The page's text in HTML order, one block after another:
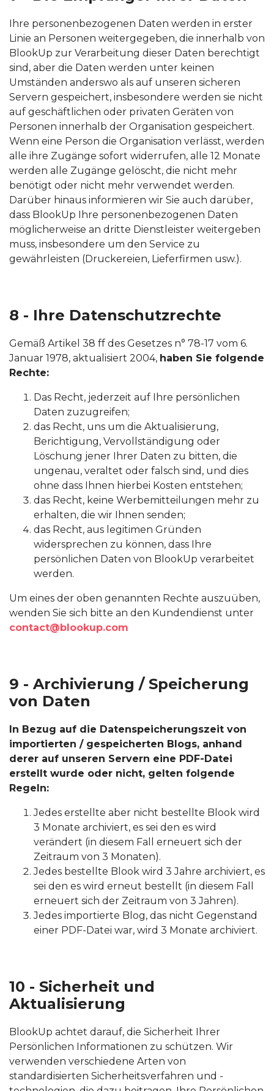
Ihre personenbezogenen Daten werden in erster
Linie an Personen weitergegeben, die innerhalb von
BlookUp zur Verarbeitung dieser Daten berechtigt
sind, aber die Daten werden unter keinen
Umständen anderswo als auf unseren sicheren
Servern gespeichert, insbesondere werden sie nicht
auf geschäftlichen oder privaten Geräten von
Personen innerhalb der Organisation gespeichert.
Wenn eine Person die Organisation verlässt, werden
alle ihre Zugänge sofort widerrufen, alle 12 Monate
werden alle Zugänge gelöscht, die nicht mehr
benötigt oder nicht mehr verwendet werden.
Darüber hinaus informieren wir Sie auch darüber,
dass BlookUp Ihre personenbezogenen Daten
möglicherweise an dritte Dienstleister weitergeben
muss, insbesondere um den Service zu
gewährleisten (Druckereien, Lieferfirmen usw.).
8 - Ihre Datenschutzrechte
Gemäß Artikel 38 ff des Gesetzes n° 78-17 vom 6.
Januar 1978, aktualisiert 2004, haben Sie folgende
Rechte:
Das Recht, jederzeit auf Ihre persönlichen
Daten zuzugreifen;
das Recht, uns um die Aktualisierung,
Berichtigung, Vervollständigung oder
Löschung jener Ihrer Daten zu bitten, die
ungenau, veraltet oder falsch sind, und dies
ohne dass Ihnen hierbei Kosten entstehen;
das Recht, keine Werbemitteilungen mehr zu
erhalten, die wir Ihnen senden;
das Recht, aus legitimen Gründen
widersprechen zu können, dass Ihre
persönlichen Daten von BlookUp verarbeitet
werden.
Um eines der oben genannten Rechte auszuüben,
wenden Sie sich bitte an den Kundendienst unter
contact@blookup.com
9 - Archivierung / Speicherung
von Daten
In Bezug auf die Datenspeicherungszeit von
importierten / gespeicherten Blogs, anhand
derer auf unseren Servern eine PDF-Datei
erstellt wurde oder nicht, gelten folgende
Regeln:
Jedes erstellte aber nicht bestellte Blook wird
3 Monate archiviert, es sei den es wird
verändert (in diesem Fall erneuert sich der
Zeitraum von 3 Monaten).
Jedes bestellte Blook wird 3 Jahre archiviert, es
sei den es wird erneut bestellt (in diesem Fall
erneuert sich der Zeitraum von 3 Jahren).
Jedes importierte Blog, das nicht Gegenstand
einer PDF-Datei war, wird 3 Monate archiviert.
10 - Sicherheit und
Aktualisierung
BlookUp achtet darauf, die Sicherheit Ihrer
Persönlichen Informationen zu schützen. Wir
verwenden verschiedene Arten von
standardisierten Sicherheitsverfahren und -